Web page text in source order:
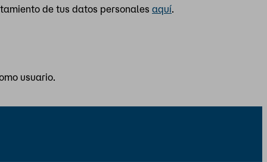
de tus datos personales aquí.
usuario.